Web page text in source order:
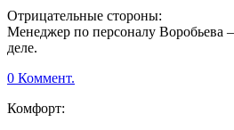
Отрицательные стороны:
Менеджер по персоналу Воробьева
деле.
0 Коммент.
Комфорт: